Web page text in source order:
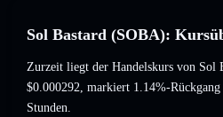
Sol Bastard (SOBA):
Zurzeit liegt der Handelskurs von Sol
$0.000292, markiert 1.14%-Rückgang
Stunden.